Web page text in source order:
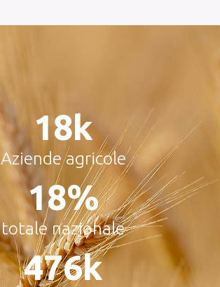
26K
Aziende agricole
25%
totale nazionale
686K